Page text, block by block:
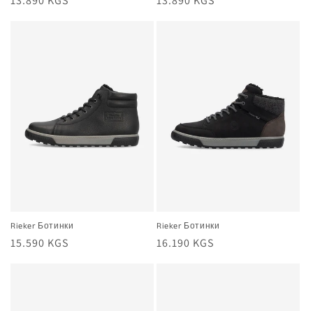
Rieker Ботинки
Жалпы
15.590 KGS
Rieker Ботинки
Жалпы
16.190 KGS